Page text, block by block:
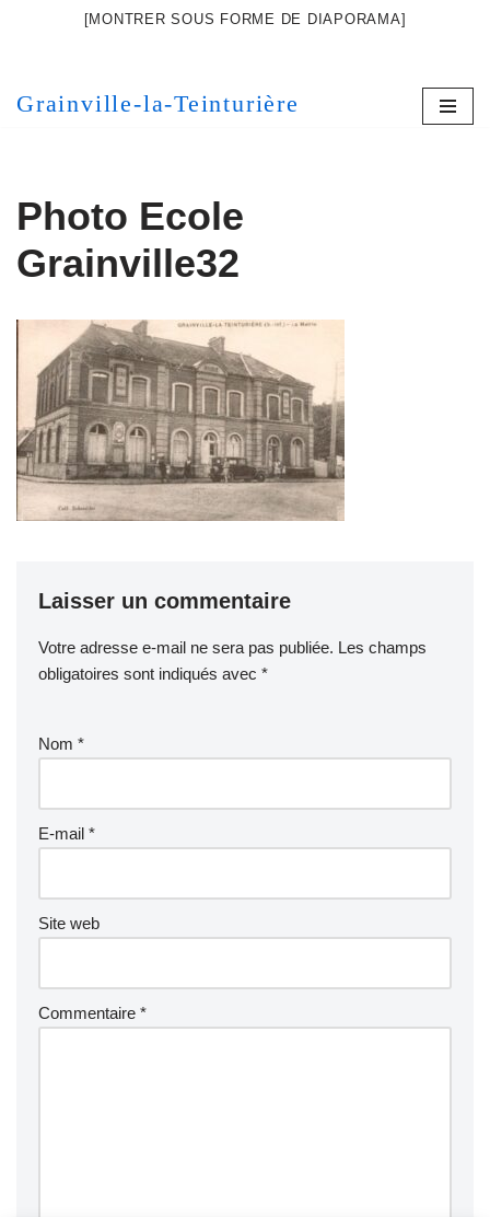
[MONTRER SOUS FORME DE DIAPORAMA]
Grainville-la-Teinturière
Photo Ecole
Grainville32
Laisser un commentaire
Votre adresse e-mail ne sera pas publiée. Les champs
obligatoires sont indiqués avec *
Nom *
E-mail *
Site web
Commentaire *